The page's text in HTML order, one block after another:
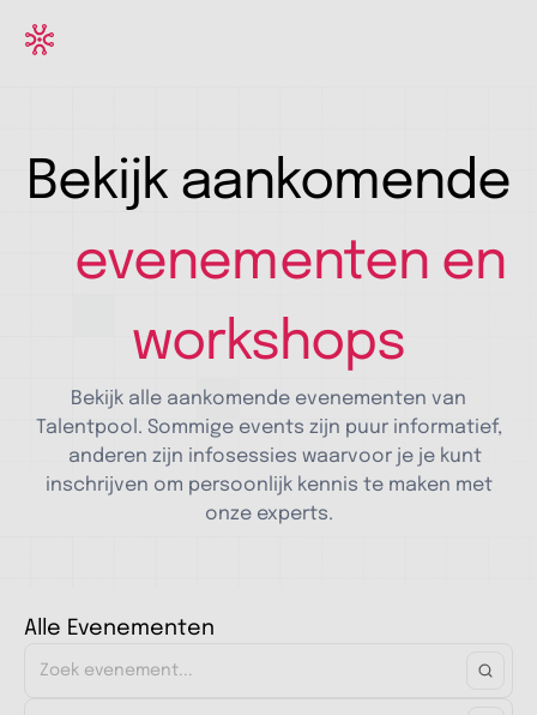
Bekijk aankomende
evenementen en
workshops
Bekijk alle aankomende evenementen van
Talentpool. Sommige events zijn puur informatief,
anderen zijn infosessies waarvoor je je kunt
inschrijven om persoonlijk kennis te maken met
onze experts.
Alle Evenementen